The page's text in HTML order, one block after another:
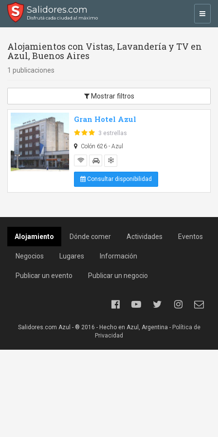
Salidores.com
Disfrutá cada ciudad al máximo
Alojamientos con Vistas, Lavandería y TV en
Azul, Buenos Aires
1 publicaciones
Mostrar filtros
Gran Hotel Azul
3 estrellas
Colón 626 - Azul
Consultar disponibilidad
Alojamiento Dónde comer Actividades Eventos
Negocios Lugares Información
Publicar un evento Publicar un negocio
Salidores.com Azul - ® 2016 - Hecho en Azul, Argentina - Política de
Privacidad